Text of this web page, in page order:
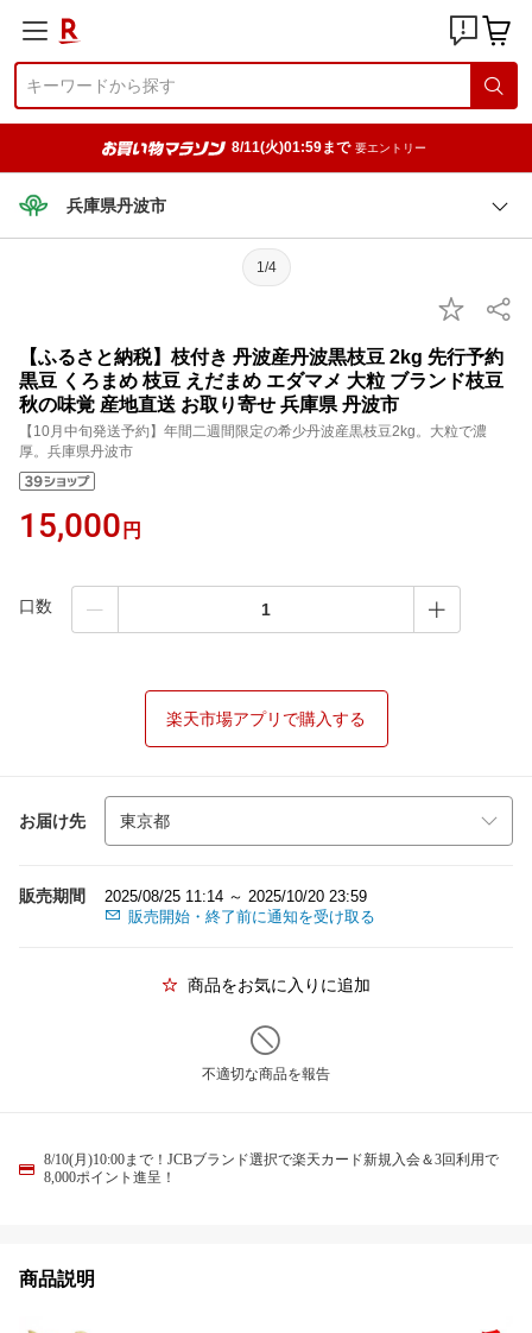
8/11(火)01:59まで 要エントリー
兵庫県丹波市
1/4
【ふるさと納税】枝付き 丹波産丹波黒枝豆 2kg 先行予約
黒豆 くろまめ 枝豆 えだまめ エダマメ 大粒 ブランド枝豆
秋の味覚 産地直送 お取り寄せ 兵庫県 丹波市
【10月中旬発送予約】年間二週間限定の希少丹波産黒枝豆2kg。大粒で濃
厚。兵庫県丹波市
15,000 円
口数
楽天市場アプリで購入する
お届け先
販売期間
2025/08/25 11:14 ～ 2025/10/20 23:59
販売開始・終了前に通知を受け取る
商品をお気に入りに追加
不適切な商品を報告
8/10(月)10:00まで！JCBブランド選択で楽天カード新規入会＆3回利用で
8,000ポイント進呈！
商品説明